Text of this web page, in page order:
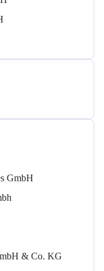
GmbH
& Co. KG